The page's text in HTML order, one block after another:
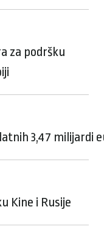
za podršku
3,47 milijardi
Kine i Rusije